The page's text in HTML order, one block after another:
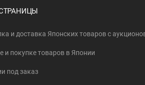
и доставка Японских товаров c
и покупке товаров в Японии
под заказ